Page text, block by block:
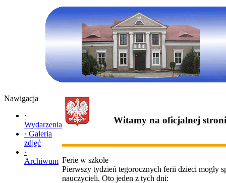
Nawigacja
·
Wydarzenia
· Galeria
zdjęć
·
Archiwum
Witamy na oficjalnej
Ferie w szkole
Pierwszy tydzień tegorocznych ferii dzieci mogły
nauczycieli. Oto jeden z tych dni: